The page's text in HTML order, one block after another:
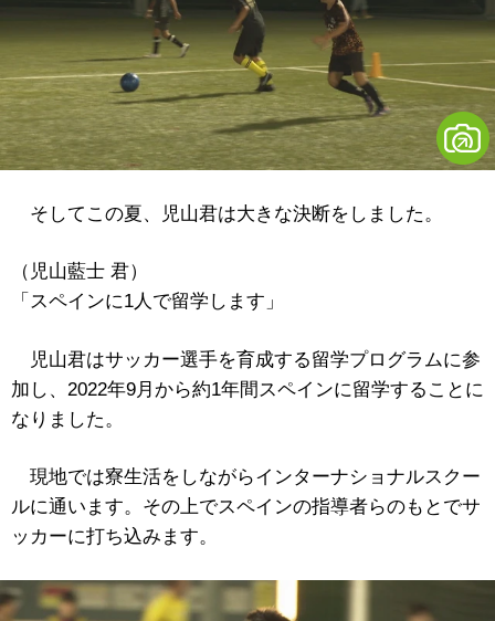
そしてこの夏、児山君は大きな決断をしました。
（児山藍士 君）
「スペインに1人で留学します」
児山君はサッカー選手を育成する留学プログラムに参
加し、2022年9月から約1年間スペインに留学することに
なりました。
現地では寮生活をしながらインターナショナルスクー
ルに通います。その上でスペインの指導者らのもとでサ
ッカーに打ち込みます。